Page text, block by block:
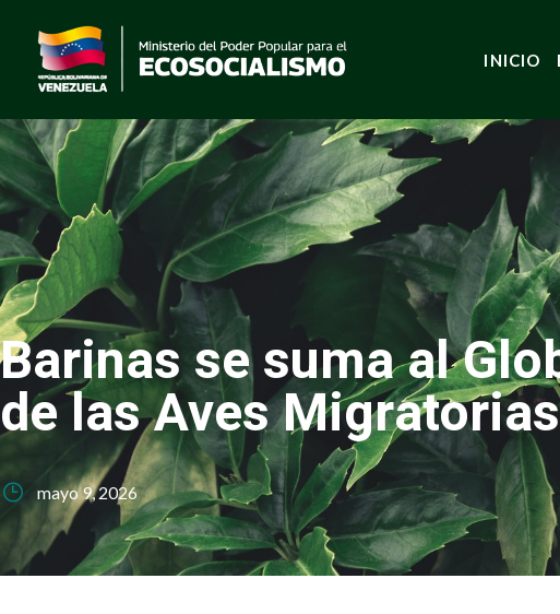
INICIO
Barinas se suma al
de las Aves Migratorias
mayo 9, 2026